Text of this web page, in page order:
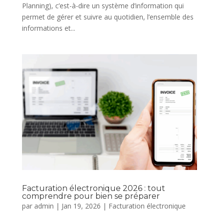
Planning), c’est-à-dire un système d’information qui
permet de gérer et suivre au quotidien, l’ensemble des
informations et...
Facturation électronique 2026 : tout
comprendre pour bien se préparer
par admin | Jan 19, 2026 | Facturation électronique